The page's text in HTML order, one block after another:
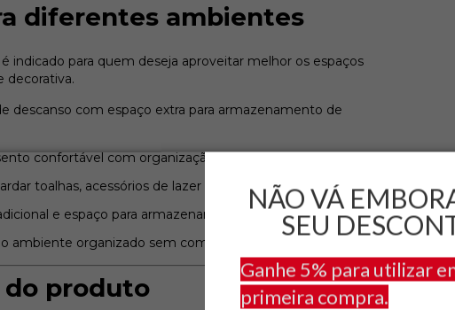
NÃO VÁ
SEU
Ganhe 5% para utilizar
primeira compra.
diferentes ambientes
é indicado para quem deseja aproveitar melhor os espaços
decorativa.
descanso com espaço extra para armazenamento de
confortável com organização para pequenos objetos.
toalhas, acessórios de lazer e itens utilizados no ambiente.
e espaço para armazenar objetos de apoio.
ambiente organizado sem comprometer o visual.
produto